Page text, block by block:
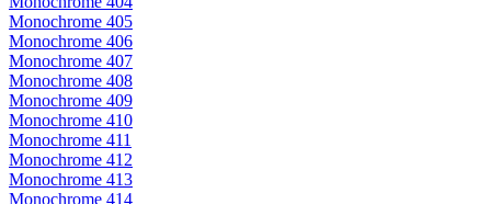
Monochrome 405
Monochrome 406
Monochrome 407
Monochrome 408
Monochrome 409
Monochrome 410
Monochrome 411
Monochrome 412
Monochrome 413
Monochrome 414